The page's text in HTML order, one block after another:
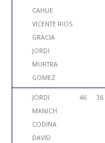
CAHUE
VICENTE RIOS
GRACIA
JORDI
MURTRA
GOMEZ
JORDI
MANICH
CODINA
DAVID
46 36